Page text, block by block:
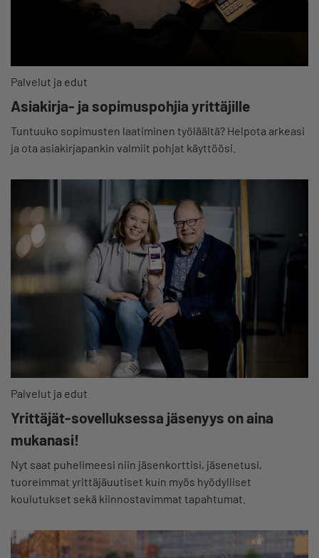
Palvelut ja edut
Asiakirja- ja sopimuspohjia yrittäjille
Tuntuuko sopimusten laatiminen työläältä? Helpota arkeasi
ja ota asiakirjapankin valmiit pohjat käyttöösi.
Palvelut ja edut
Yrittäjät-sovelluksessa jäsenyys on aina
mukanasi!
Nyt saat puhelimeesi niin jäsenkorttisi, jäsenetusi,
tuoreimmat yrittäjäuutiset kuin myös hyödylliset
koulutukset sekä kiinnostavimmat tapahtumat.